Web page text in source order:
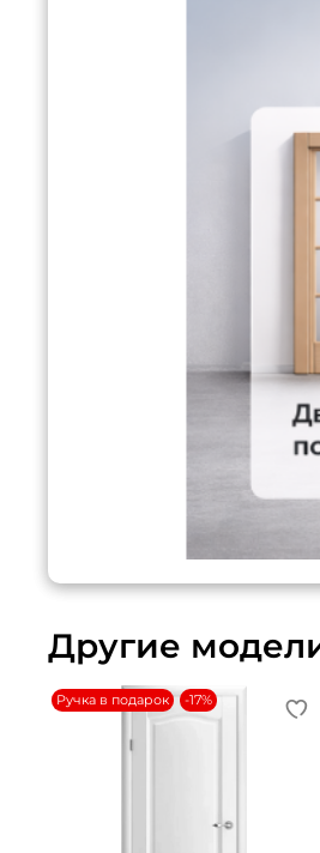
Другие
Ручка в подарок -17%